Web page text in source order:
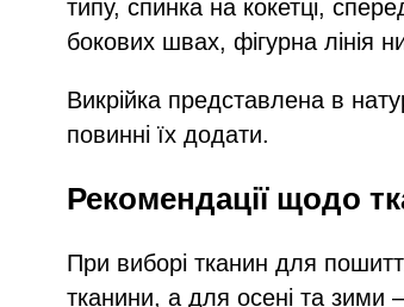
типу, спинка на кокетці,
бокових швах, фігурна лінія
Викрійка представлена в
повинні їх додати.
Рекомендації щодо
При виборі тканин для
тканини, а для осені та зими